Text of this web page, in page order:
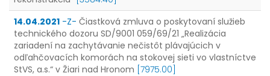
14.04.2021 -Z- Čiastková zmluva o poskytovaní služieb
technického dozoru SD/9001 059/69/21 „Realizácia
zariadení na zachytávanie nečistôt plávajúcich v
odľahčovacích komorách na stokovej sieti vo vlastníctve
StVS, a.s.“ v Žiari nad Hronom [7975.00]